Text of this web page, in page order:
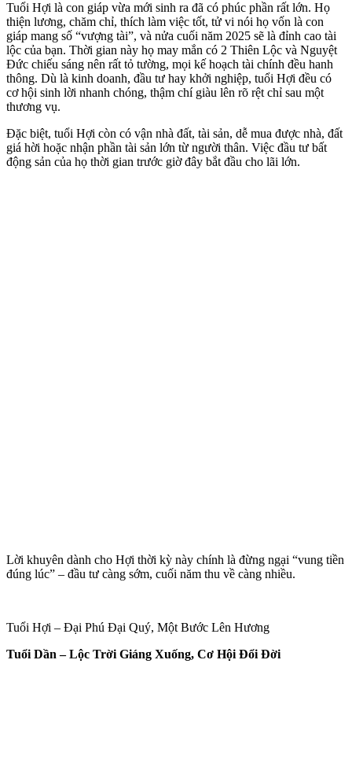
Tuổi Hợi là con giáp vừa mới sinh ra đã có phúc phần rất lớn. Họ
thiện lương, chăm chỉ, thích làm việc tốt, tử vi nói họ vốn là con
giáp mang số “vượng tài”, và nửa cuối năm 2025 sẽ là đỉnh cao tài
lộc của bạn. Thời gian này họ may mắn có 2 Thiên Lộc và Nguyệt
Đức chiếu sáng nên rất tỏ tường, mọi kế hoạch tài chính đều hanh
thông. Dù là kinh doanh, đầu tư hay khởi nghiệp, tuổi Hợi đều có
cơ hội sinh lời nhanh chóng, thậm chí giàu lên rõ rệt chỉ sau một
thương vụ.
Đặc biệt, tuổi Hợi còn có vận nhà đất, tài sản, dễ mua được nhà, đất
giá hời hoặc nhận phần tài sản lớn từ người thân. Việc đầu tư bất
động sản của họ thời gian trước giờ đây bắt đầu cho lãi lớn.
Lời khuyên dành cho Hợi thời kỳ này chính là đừng ngại “vung tiền
đúng lúc” – đầu tư càng sớm, cuối năm thu về càng nhiều.
Tuổi Hợi – Đại Phú Đại Quý, Một Bước Lên Hương
Tuổi Dần – Lộc Trời Giáng Xuống, Cơ Hội Đổi Đời